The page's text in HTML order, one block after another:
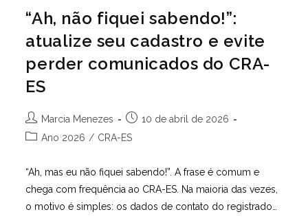
“Ah, não fiquei sabendo!”:
atualize seu cadastro e evite
perder comunicados do CRA-
ES
Autor
do
Marcia Menezes
Post
publicado:
10 de abril de 2026
Categoria
Ano 2026 / CRA-ES
“Ah, mas eu não fiquei sabendo!”. A frase é comum e
chega com frequência ao CRA-ES. Na maioria das vezes,
o motivo é simples: os dados de contato do registrado…